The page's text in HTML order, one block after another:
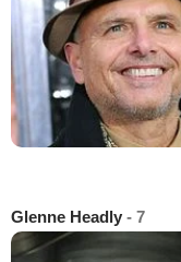
Glenne Headly - 7